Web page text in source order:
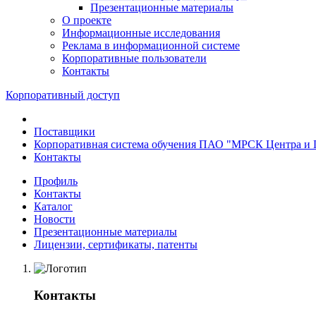
Презентационные материалы
О проекте
Информационные исследования
Реклама в информационной системе
Корпоративные пользователи
Контакты
Корпоративный доступ
Поставщики
Корпоративная система обучения ПАО "МРСК Центра
Контакты
Профиль
Контакты
Каталог
Новости
Презентационные материалы
Лицензии, сертификаты, патенты
Контакты